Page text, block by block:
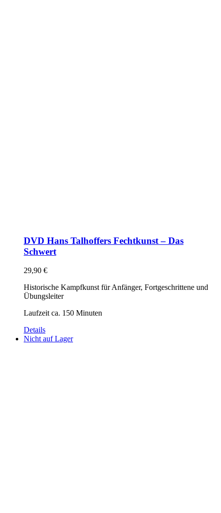
DVD Hans Talhoffers Fechtkunst – Das
Schwert
29,90 €
Historische Kampfkunst für Anfänger, Fortgeschrittene und
Übungsleiter
Laufzeit ca. 150 Minuten
Details
Nicht auf Lager